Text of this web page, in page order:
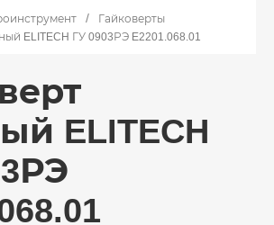
Гайковерты
ELITECH ГУ 0903РЭ E2201.068.01
ELITECH